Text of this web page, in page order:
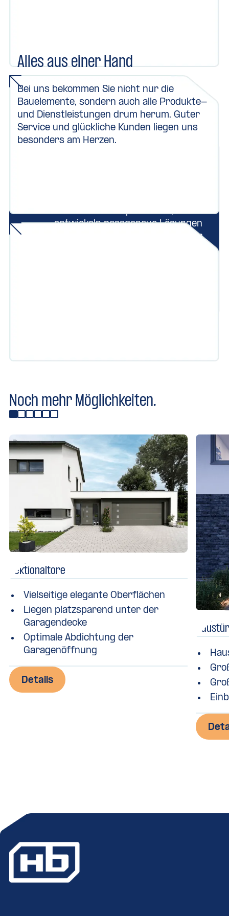
Alles aus einer Hand
Bei uns bekommen Sie nicht nur die
Bauelemente, sondern auch alle Produkte-
und Dienstleistungen drum herum. Guter
Service und glückliche Kunden liegen uns
besonders am Herzen.
Wir beraten Sie persönlich,
entwickeln passgenaue Lösungen
und begleiten Ihr Projekt von der
Noch mehr Möglichkeiten.
Sektionaltore
Vielseitige elegante Oberflächen
Liegen platzsparend unter der
Garagendecke
Optimale Abdichtung der
Garagenöffnung
Details